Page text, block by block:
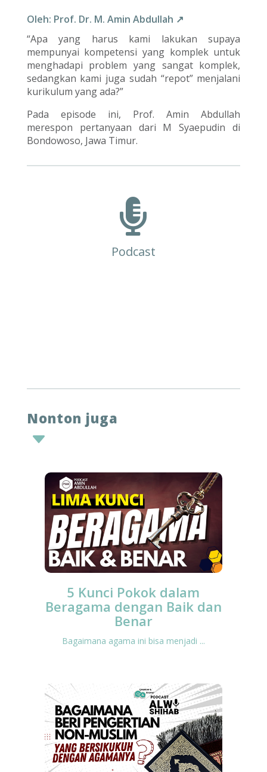
Oleh: Prof. Dr. M. Amin Abdullah ↗
“Apa yang harus kami lakukan supaya
mempunyai kompetensi yang komplek untuk
menghadapi problem yang sangat komplek,
sedangkan kami juga sudah “repot” menjalani
kurikulum yang ada?”
Pada episode ini, Prof. Amin Abdullah
merespon pertanyaan dari M Syaepudin di
Bondowoso, Jawa Timur.

Podcast
Nonton juga
C
5 Kunci Pokok dalam
Beragama dengan Baik dan
Benar
Bagaimana agama ini bisa menjadi ...